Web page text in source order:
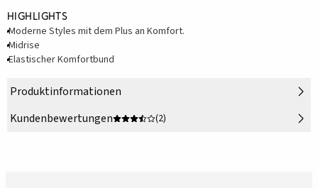
Highlights
Moderne Styles mit dem Plus an Komfort.
Midrise
Elastischer Komfortbund
Produktinformationen
Kundenbewertungen
(2)